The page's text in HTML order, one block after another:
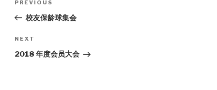
Previous
Post
PREVIOUS
校友保龄球集会
Next
Post
NEXT
2018 年度会员大会